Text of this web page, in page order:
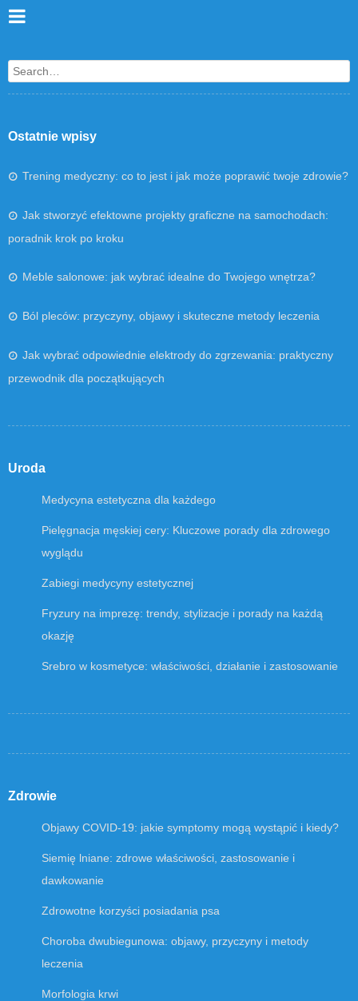
Search
Ostatnie wpisy
Trening medyczny: co to jest i jak może poprawić twoje zdrowie?
Jak stworzyć efektowne projekty graficzne na samochodach:
poradnik krok po kroku
Meble salonowe: jak wybrać idealne do Twojego wnętrza?
Ból pleców: przyczyny, objawy i skuteczne metody leczenia
Jak wybrać odpowiednie elektrody do zgrzewania: praktyczny
przewodnik dla początkujących
Uroda
Medycyna estetyczna dla każdego
Pielęgnacja męskiej cery: Kluczowe porady dla zdrowego
wyglądu
Zabiegi medycyny estetycznej
Fryzury na imprezę: trendy, stylizacje i porady na każdą
okazję
Srebro w kosmetyce: właściwości, działanie i zastosowanie
Zdrowie
Objawy COVID-19: jakie symptomy mogą wystąpić i kiedy?
Siemię lniane: zdrowe właściwości, zastosowanie i
dawkowanie
Zdrowotne korzyści posiadania psa
Choroba dwubiegunowa: objawy, przyczyny i metody
leczenia
Morfologia krwi